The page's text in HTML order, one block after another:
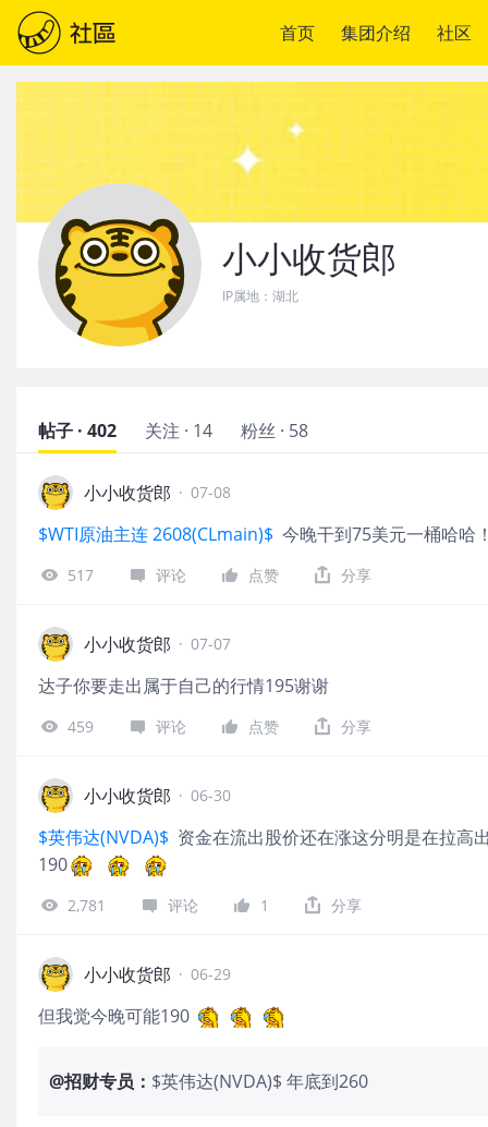
首页 集团介绍 社区
小小收货郎
IP属地： 湖北
帖子 · 402 关注 · 14 粉丝 · 58
小小收货郎 · 07-08
$WTI原油主连 2608(CLmain)$ 今晚干到75美元一桶哈哈
517 评论 点赞 分享
小小收货郎 · 07-07
‌达子你要走出属于自己的行情195谢谢‌
459 评论 点赞 分享
小小收货郎 · 06-30
$英伟达(NVDA)$ 资金在流出股价还在涨这分明是在拉高
190
2,781 评论 1 分享
小小收货郎 · 06-29
但我觉今晚可能190
@招财专员 ： $英伟达(NVDA)$ 年底到260